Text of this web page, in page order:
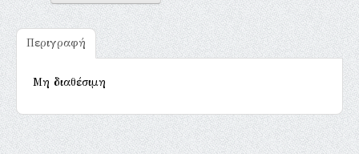
Περιγραφή
Μη διαθέσιμη